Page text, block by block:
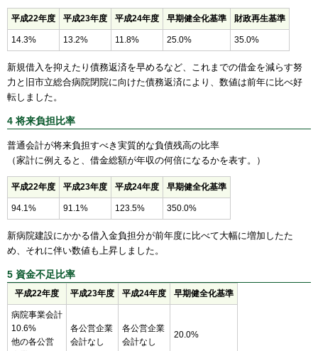
平成22年度 平成23年度 平成24年度 早期健全化基準 財政再生基準
14.3% 13.2% 11.8% 25.0% 35.0%
新規借入を抑えたり債務返済を早めるなど、これまでの借金を減らす努
力と旧市立総合病院閉院に向けた債務返済により、数値は前年に比べ好
転しました。
4 将来負担比率
普通会計が将来負担すべき実質的な負債残高の比率
（家計に例えると、借金総額が年収の何倍になるかを表す。）
平成22年度 平成23年度 平成24年度 早期健全化基準
94.1% 91.1% 123.5% 350.0%
新病院建設にかかる借入金負担分が前年度に比べて大幅に増加したた
め、それに伴い数値も上昇しました。
5 資金不足比率
平成22年度 平成23年度 平成24年度 早期健全化基準
病院事業会計
10.6%
他の各公営
各公営企業
会計なし
各公営企業
会計なし
20.0%